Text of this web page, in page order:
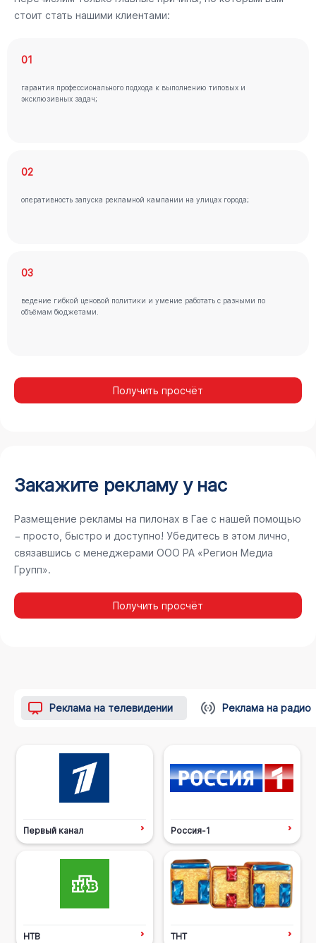
стоит стать нашими клиентами:
01
гарантия профессионального подхода к выполнению типовых и
эксклюзивных задач;
02
оперативность запуска рекламной кампании на улицах города;
03
ведение гибкой ценовой политики и умение работать с разными по
объёмам бюджетами.
Получить просчёт
Закажите рекламу у нас
Размещение рекламы на пилонах в Гае с нашей помощью
− просто, быстро и доступно! Убедитесь в этом лично,
связавшись с менеджерами ООО РА «Регион Медиа
Групп».
Получить просчёт
Реклама на телевидении Реклама на радио
Первый канал Россия-1
НТВ ТНТ